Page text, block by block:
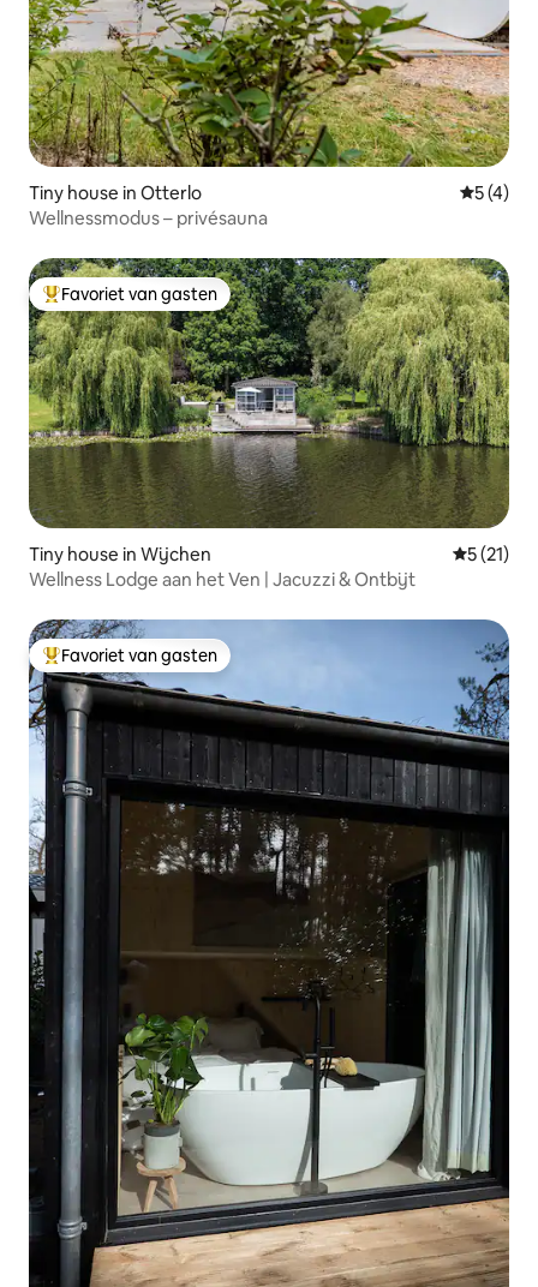
Tiny house in Otterlo
5 (4)
Wellnessmodus – privésauna
Topfavoriet van gasten
Favoriet van gasten
Tiny house in Wijchen
5 (21)
Wellness Lodge aan het Ven | Jacuzzi & Ontbijt
Topfavoriet van gasten
Favoriet van gasten